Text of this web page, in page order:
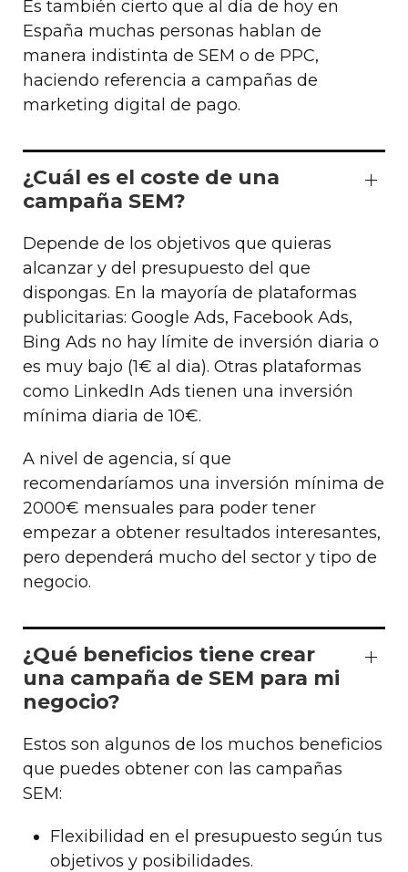
Es también cierto que al día de hoy en
España muchas personas hablan de
manera indistinta de SEM o de PPC,
haciendo referencia a campañas de
marketing digital de pago.
¿Cuál es el coste de una
campaña SEM?
Depende de los objetivos que quieras
alcanzar y del presupuesto del que
dispongas. En la mayoría de plataformas
publicitarias: Google Ads, Facebook Ads,
Bing Ads no hay límite de inversión diaria o
es muy bajo (1€ al dia). Otras plataformas
como LinkedIn Ads tienen una inversión
mínima diaria de 10€.
A nivel de agencia, sí que
recomendaríamos una inversión mínima de
2000€ mensuales para poder tener
empezar a obtener resultados interesantes,
pero dependerá mucho del sector y tipo de
negocio.
¿Qué beneficios tiene crear
una campaña de SEM para mi
negocio?
Estos son algunos de los muchos beneficios
que puedes obtener con las campañas
SEM:
Flexibilidad en el presupuesto según tus
objetivos y posibilidades.